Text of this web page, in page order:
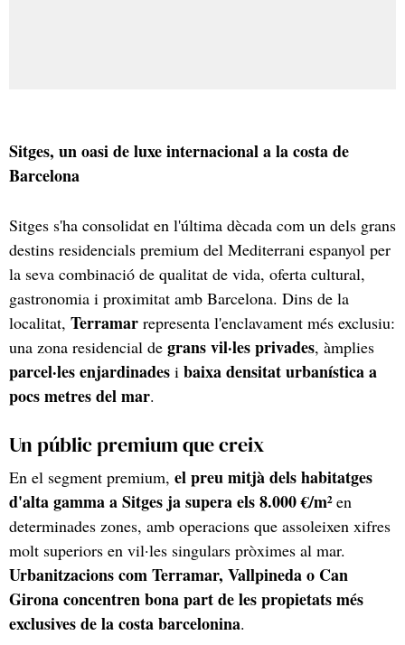
Sitges, un oasi de luxe internacional a la costa de
Barcelona
Sitges s'ha consolidat en l'última dècada com un dels grans
destins residencials premium del Mediterrani espanyol per
la seva combinació de qualitat de vida, oferta cultural,
gastronomia i proximitat amb Barcelona. Dins de la
localitat, Terramar representa l'enclavament més exclusiu:
una zona residencial de grans vil·les privades, àmplies
parcel·les enjardinades i baixa densitat urbanística a
pocs metres del mar.
Un públic premium que creix
En el segment premium, el preu mitjà dels habitatges
d'alta gamma a Sitges ja supera els 8.000 €/m²en
determinades zones, amb operacions que assoleixen xifres
molt superiors en vil·les singulars pròximes al mar.
Urbanitzacions com Terramar, Vallpineda o Can
Girona concentren bona part de les propietats més
exclusives de la costa barcelonina.